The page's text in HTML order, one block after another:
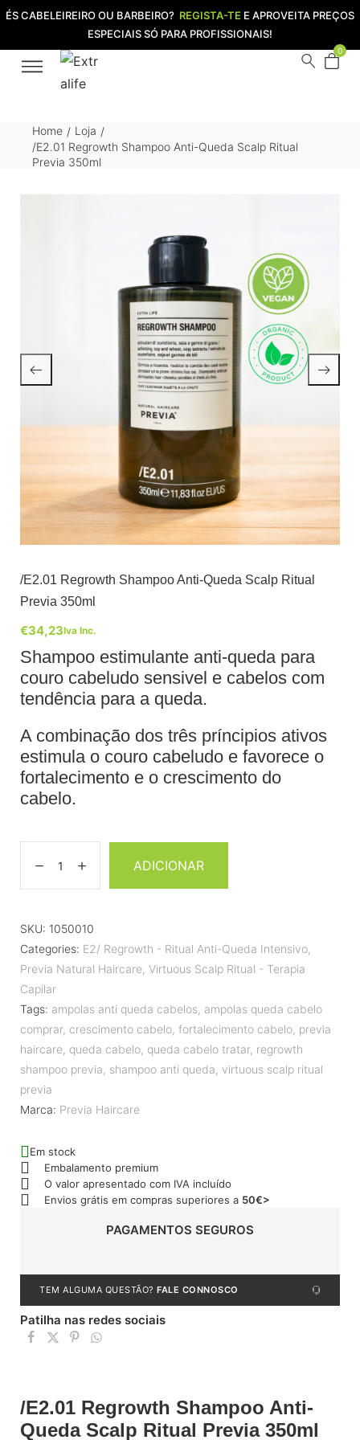
ÉS CABELEIREIRO OU BARBEIRO? REGISTA-TE E APROVEITA PREÇOS
ESPECIAIS SÓ PARA PROFISSIONAIS!
0
Home / Loja /
/E2.01 Regrowth Shampoo Anti-Queda Scalp Ritual
Previa 350ml
/E2.01 Regrowth Shampoo Anti-Queda Scalp Ritual
Previa 350ml
€34,23Iva Inc.
Shampoo estimulante anti-queda para
couro cabeludo sensivel e cabelos com
tendência para a queda.
A combinação dos três príncipios ativos
estimula o couro cabeludo e favorece o
fortalecimento e o crescimento do
cabelo.
ADICIONAR
SKU: 1050010
Categories: E2/ Regrowth - Ritual Anti-Queda Intensivo,
Previa Natural Haircare, Virtuous Scalp Ritual - Terapia
Capilar
Tags: ampolas anti queda cabelos, ampolas queda cabelo
comprar, crescimento cabelo, fortalecimento cabelo, previa
haircare, queda cabelo, queda cabelo tratar, regrowth
shampoo previa, shampoo anti queda, virtuous scalp ritual
previa
Marca: Previa Haircare
Em stock
Embalamento premium
O valor apresentado com IVA incluído
Envios grátis em compras superiores a 50€>
PAGAMENTOS SEGUROS
TEM ALGUMA QUESTÃO? FALE CONNOSCO
Patilha nas redes sociais
/E2.01 Regrowth Shampoo Anti-
Queda Scalp Ritual Previa 350ml